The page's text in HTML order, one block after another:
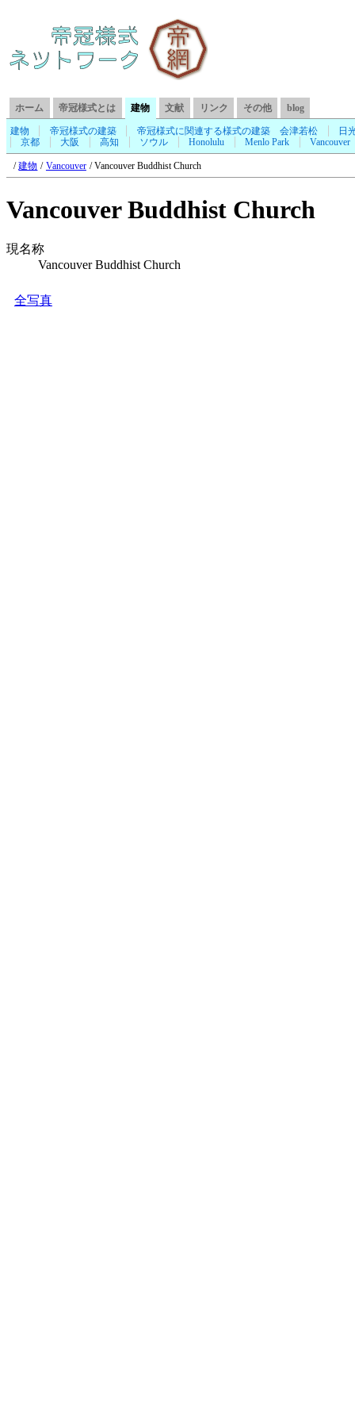
ホーム 帝冠様式とは 建物 文献 リンク その他 blog
建物 帝冠様式の建築 帝冠様式に関連する様式の建築 会津若松
日
京都
大阪 高知 ソウル Honolulu Menlo Park Vancouver
建物 Vancouver Vancouver Buddhist Church
Vancouver Buddhist Church
現名称
Vancouver Buddhist Church
全写真